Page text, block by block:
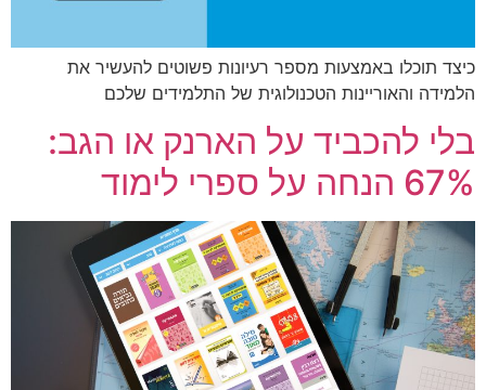
כיצד תוכלו באמצעות מספר רעיונות פשוטים להעשיר את
הלמידה והאוריינות הטכנולוגית של התלמידים שלכם
בלי להכביד על הארנק או הגב:
67% הנחה על ספרי לימוד